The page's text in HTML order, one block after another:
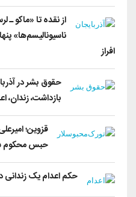
از نقده تا «ماکو ـ
ناسیونالیسم‌ها»
افراز
حقوق بشر در
بازداشت، زندان،
حبس محکوم
حکم اعدام یک زندانی